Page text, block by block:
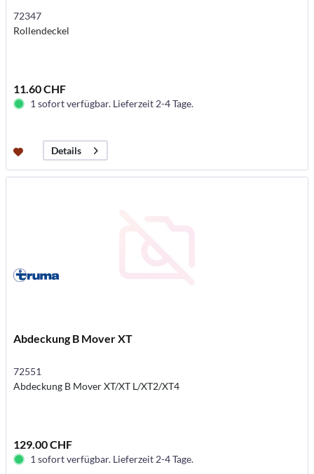
72347
Rollendeckel
11.60 CHF
1 sofort verfügbar. Lieferzeit 2-4 Tage.
Details
Abdeckung B Mover XT
72551
Abdeckung B Mover XT/XT L/XT2/XT4
129.00 CHF
1 sofort verfügbar. Lieferzeit 2-4 Tage.